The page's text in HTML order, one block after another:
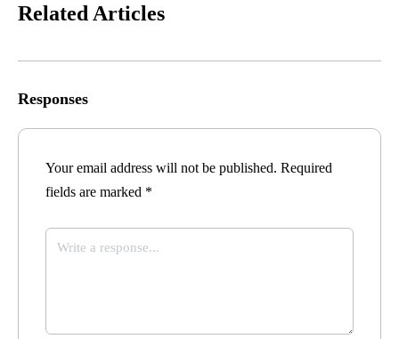
Related Articles
Responses
Your email address will not be published. Required
fields are marked *